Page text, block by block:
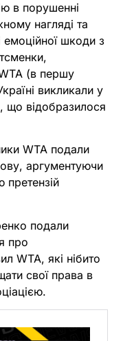
в порушенні
нагляді та
емоційної шкоди з
(в першу
викликали у
що відобразилося
WTA подали
аргументуючи
подали
про
WTA, які нібито
свої права в